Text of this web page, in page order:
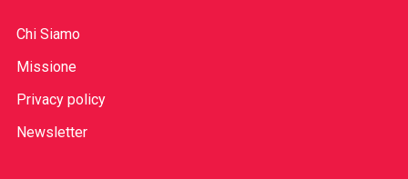
Chi Siamo
Missione
Privacy policy
Newsletter